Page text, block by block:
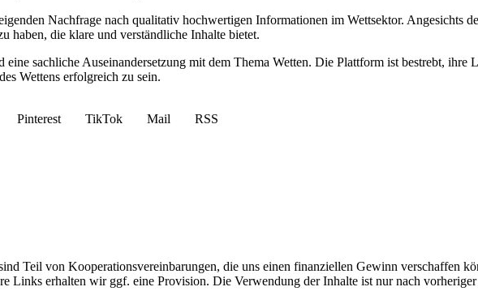
Nachfrage nach qualitativ hochwertigen Informationen im Wettsektor. Angesichts
haben, die klare und verständliche Inhalte bietet.
sachliche Auseinandersetzung mit dem Thema Wetten. Die Plattform ist bestrebt, ihre
Wettens erfolgreich zu sein.
Pinterest TikTok Mail
RSS
Teil von Kooperationsvereinbarungen, die uns einen finanziellen Gewinn verschaffen
Links erhalten wir ggf. eine Provision. Die Verwendung der Inhalte ist nur nach